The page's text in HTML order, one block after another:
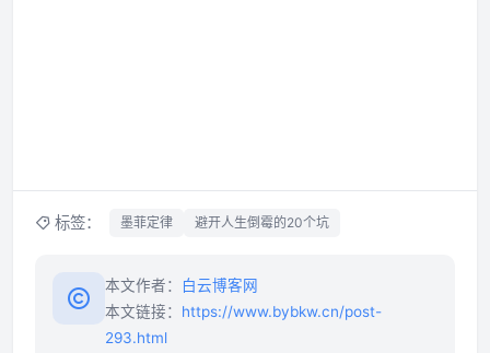
标签： 墨菲定律 避开人生倒霉的20个坑
本文作者：
白云博客网
本文链接： https://www.bybkw.cn/post-
293.html